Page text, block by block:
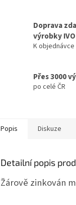
Doprava
výrobky IVO
K objednávce
Přes 3000
po celé ČR
Popis Diskuze
Detailní popis
Žárově zinkován